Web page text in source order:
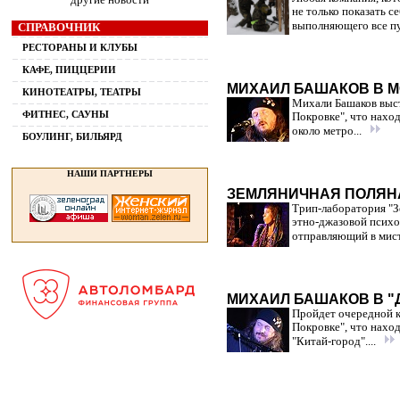
СПРАВОЧНИК
РЕСТОРАНЫ И КЛУБЫ
КАФЕ, ПИЦЦЕРИИ
КИНОТЕАТРЫ, ТЕАТРЫ
ФИТНЕС, САУНЫ
БОУЛИНГ, БИЛЬЯРД
НАШИ ПАРТНЕРЫ
не только показать
выполняющего все
МИХАИЛ БАШАКОВ В
Михали Башаков
Покровке", что
около метро...
ЗЕМЛЯНИЧНАЯ
Трип-лаборатория
этно-джазовой
отправляющий в
МИХАИЛ БАШАКОВ В
Пройдет очередной
Покровке", что
"Китай-город"....